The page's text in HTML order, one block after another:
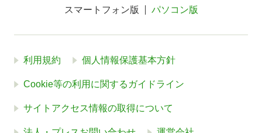
スマートフォン版 パソコン版
利用規約 個人情報保護基本方針
Cookie等の利用に関するガイドライン
サイトアクセス情報の取得について